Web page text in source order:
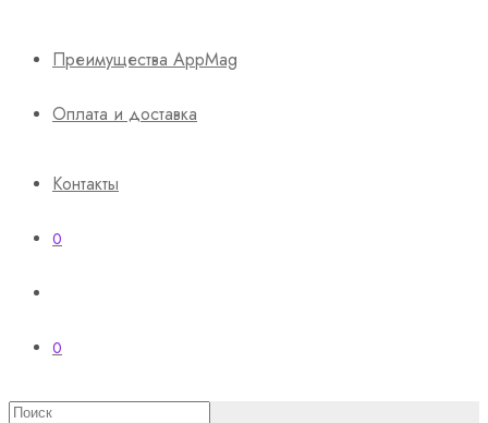
Преимущества AppMag
Оплата и доставка
Контакты
0
0